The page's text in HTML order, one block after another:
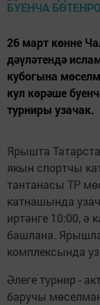
26 март көнне
дәүләтендә
кубогына
кул көрәше
турниры узачак.
Ярышта
якын спортчы
тантанасы ТР
катнашында
иртәнге 10:00, ә
башлана.
комплексында
Әлеге турнир -
баручы